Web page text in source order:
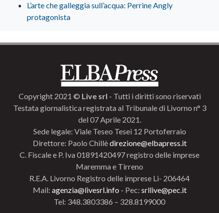
L’arte che galleggia sull’acqua: Perrine Angly
protagonista
Copyright 2021 © Live srl - Tutti i diritti sono riservati
Testata giornalistica registrata al Tribunale di Livorno n° 3
del 07 Aprile 2021.
Sede legale: Viale Teseo Tesei 12 Portoferraio
Direttore: Paolo Chillèdirezione@elbapress.it
C. Fiscale e P. Iva 01891420497 registro delle imprese
Maremma e Tirreno
R.E.A. Livorno Registro delle imprese Li- 206464
Mail: agenzia@livesrl.info - Pec: srllive@pec.it
Tel: 348.3803386 – 328.8199000